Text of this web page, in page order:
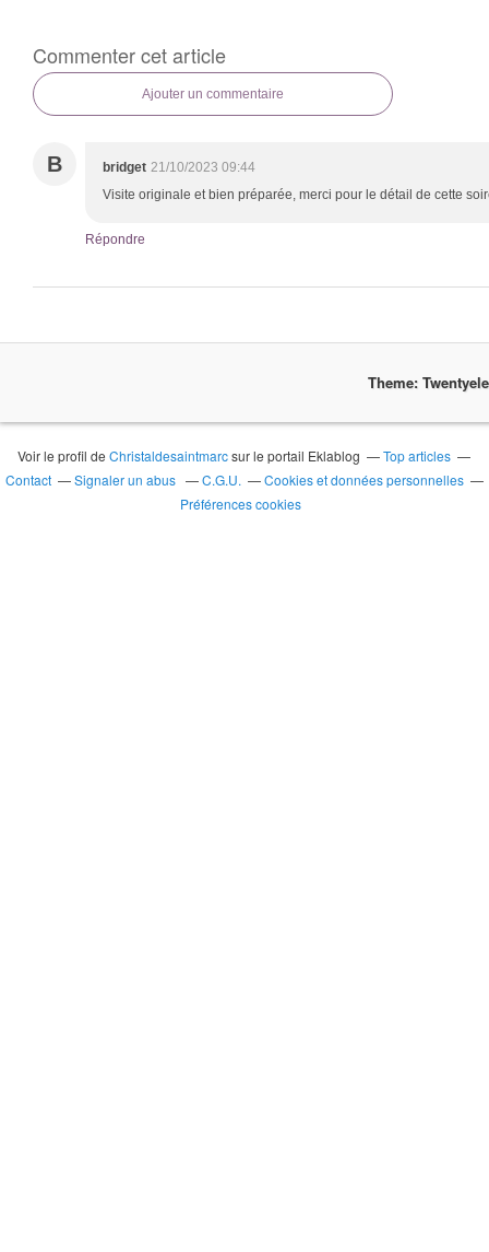
Commenter cet article
Ajouter un commentaire
B bridget 21/10/2023 09:44
Visite originale et bien préparée, merci pour le détail de cette
Répondre
Theme:
Voir le profil deChristaldesaintmarcsur le portail Eklablog
Top articles
Contact
Signaler un abus C.G.U.
Cookies et données personnelles
Préférences cookies